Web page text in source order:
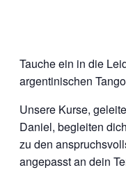
Tauche ein in die
argentinischen
Unsere Kurse,
Daniel, begleiten
zu den
angepasst an dein